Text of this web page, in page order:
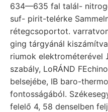
634—635 fal talál-
suf- pirit-telérke
rétegcsoportot.
ging tárgyánál
riumok elektrométerével عط ETETETT találtam
szabály, LoRÁND
belsejébe, IB baro-
fontosságából.
felelő 4, 58 denselben